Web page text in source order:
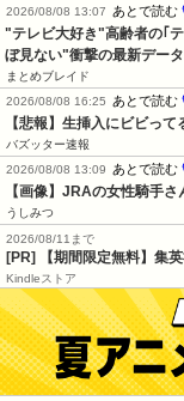
2026/08/08 13:07
あとで読む
"テレビ大好き"高齢者の｢
ぼ見ない"衝撃の最新データ
まとめブレイド
2026/08/08 16:25
あとで読む
【悲報】生挿入にビビっ
バズッター速報
2026/08/08 13:09
あとで読む
【画像】JRAの女性騎手
うしみつ
2026/08/11まで
[PR] 【期間限定無料】集
Kindleストア